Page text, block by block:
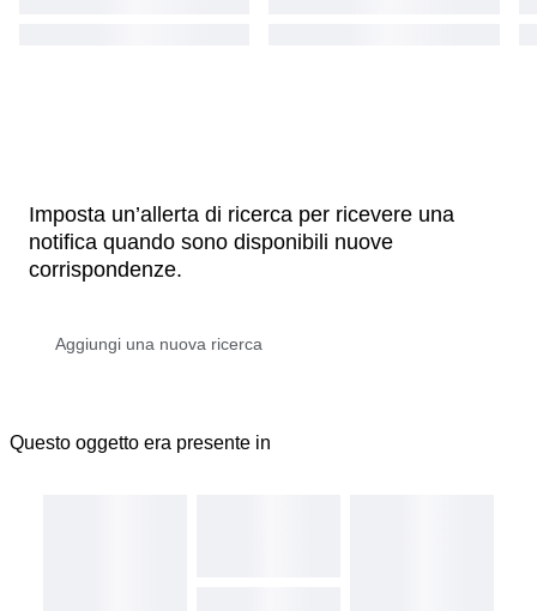
Imposta un’allerta di ricerca per ricevere una
notifica quando sono disponibili nuove
corrispondenze.
Questo oggetto era presente in